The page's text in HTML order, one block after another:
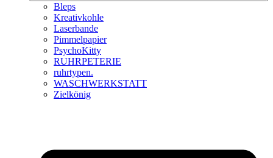
Bleps
Kreativkohle
Laserbande
Pimmelpapier
PsychoKitty
RUHRPETERIE
ruhrtypen.
WASCHWERKSTATT
Zielkönig